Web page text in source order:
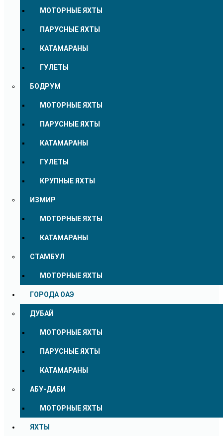
МОТОРНЫЕ ЯХТЫ
ПАРУСНЫЕ ЯХТЫ
КАТАМАРАНЫ
ГУЛЕТЫ
БОДРУМ
МОТОРНЫЕ ЯХТЫ
ПАРУСНЫЕ ЯХТЫ
КАТАМАРАНЫ
ГУЛЕТЫ
КРУПНЫЕ ЯХТЫ
ИЗМИР
МОТОРНЫЕ ЯХТЫ
КАТАМАРАНЫ
СТАМБУЛ
МОТОРНЫЕ ЯХТЫ
ГОРОДА ОАЭ
ДУБАЙ
МОТОРНЫЕ ЯХТЫ
ПАРУСНЫЕ ЯХТЫ
КАТАМАРАНЫ
АБУ-ДАБИ
МОТОРНЫЕ ЯХТЫ
ЯХТЫ